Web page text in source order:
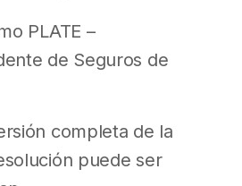
PLATE –
de Seguros de
completa de la
puede ser